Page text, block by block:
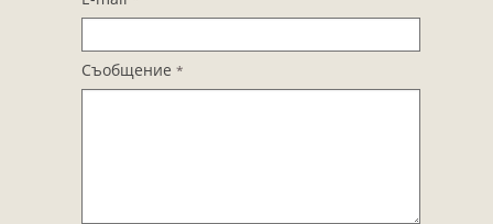
Нотариални покани
Констативни протоколи
Завещания
Съобщение *